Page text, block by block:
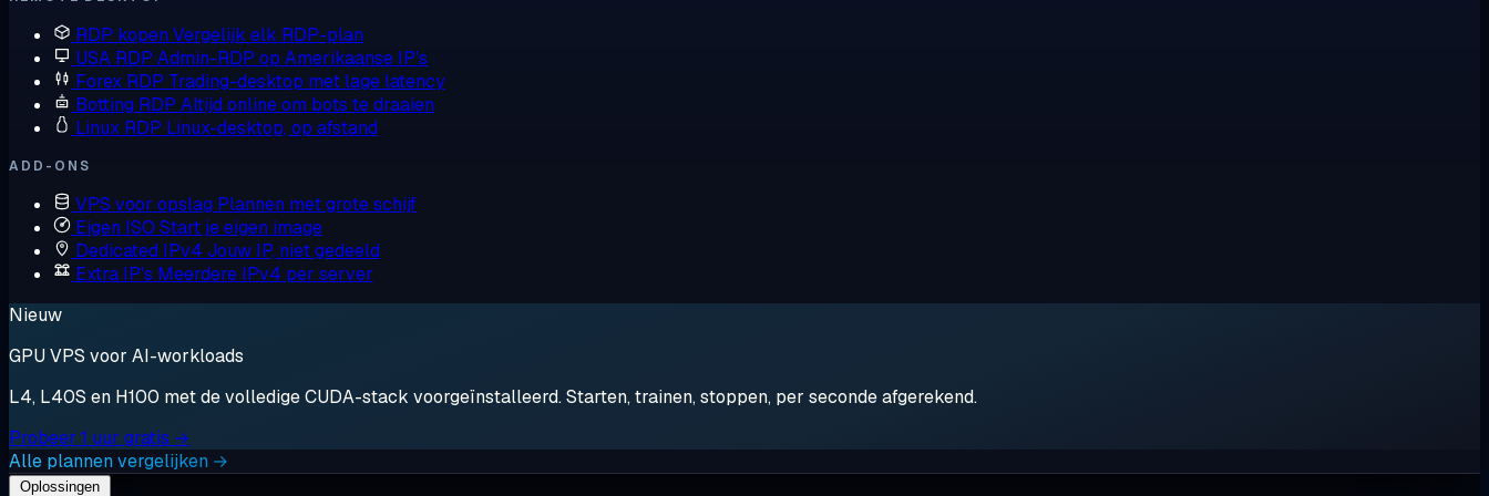
RDP kopen Vergelijk elk RDP-plan
USA RDP Admin-RDP op Amerikaanse IP's
Forex RDP Trading-desktop met lage latency
Botting RDP Altijd online om bots te draaien
Linux RDP Linux-desktop, op afstand
ADD-ONS
VPS voor opslag Plannen met grote schijf
Eigen ISO Start je eigen image
Dedicated IPv4 Jouw IP, niet gedeeld
Extra IP's Meerdere IPv4 per server
Nieuw
GPU VPS voor AI-workloads
L4, L40S en H100 met de volledige CUDA-stack voorgeïnstalleerd. Starten, trainen, stoppen, per seconde afgerekend.
Probeer 1 uur gratis →
Alle plannen vergelijken →